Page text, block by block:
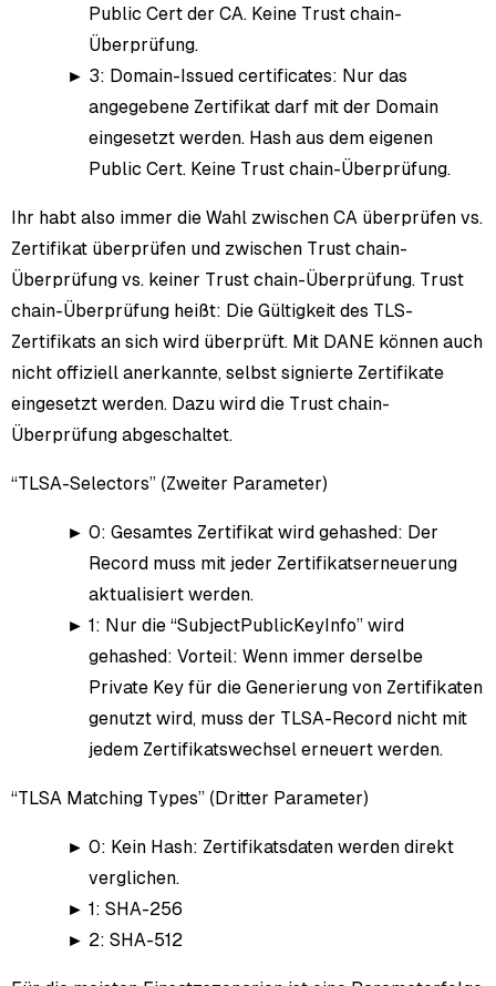
Public Cert der CA. Keine Trust chain-
Überprüfung.
3: Domain-Issued certificates: Nur das
angegebene Zertifikat darf mit der Domain
eingesetzt werden. Hash aus dem eigenen
Public Cert. Keine Trust chain-Überprüfung.
Ihr habt also immer die Wahl zwischen CA überprüfen vs.
Zertifikat überprüfen und zwischen Trust chain-
Überprüfung vs. keiner Trust chain-Überprüfung. Trust
chain-Überprüfung heißt: Die Gültigkeit des TLS-
Zertifikats an sich wird überprüft. Mit DANE können auch
nicht offiziell anerkannte, selbst signierte Zertifikate
eingesetzt werden. Dazu wird die Trust chain-
Überprüfung abgeschaltet.
“TLSA-Selectors” (Zweiter Parameter)
0: Gesamtes Zertifikat wird gehashed: Der
Record muss mit jeder Zertifikatserneuerung
aktualisiert werden.
1: Nur die “SubjectPublicKeyInfo” wird
gehashed: Vorteil: Wenn immer derselbe
Private Key für die Generierung von Zertifikaten
genutzt wird, muss der TLSA-Record nicht mit
jedem Zertifikatswechsel erneuert werden.
“TLSA Matching Types” (Dritter Parameter)
0: Kein Hash: Zertifikatsdaten werden direkt
verglichen.
1: SHA-256
2: SHA-512